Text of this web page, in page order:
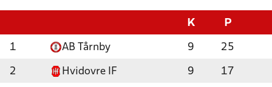
K P
1 AB Tårnby 9 25
2 Hvidovre IF 9 17